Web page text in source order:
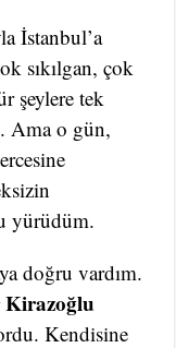
İstanbul’a
sıkılgan, çok
şeylere tek
Ama o gün,
yürüdüm.
doğru vardım.
Kirazoğlu
Kendisine